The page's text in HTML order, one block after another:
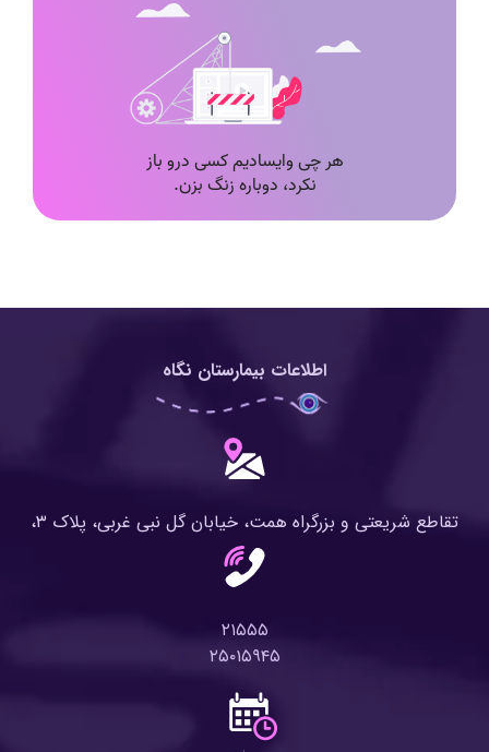
اطلاعات بیمارستان نگاه
تقاطع شریعتی و بزرگراه همت، خیابان گل نبی غربی، پلاک ۳،
۲۱۵۵۵
۲۵۰۱۵۹۴۵